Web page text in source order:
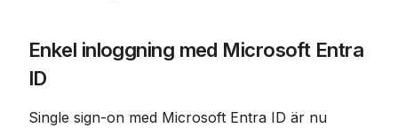
Enkel inloggning med Microsoft Entra
ID
Single sign-on med Microsoft Entra ID är nu